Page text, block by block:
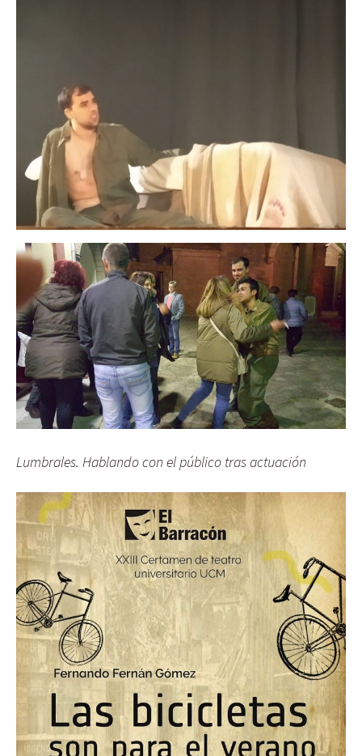
Lumbrales. Hablando con el público tras actuación